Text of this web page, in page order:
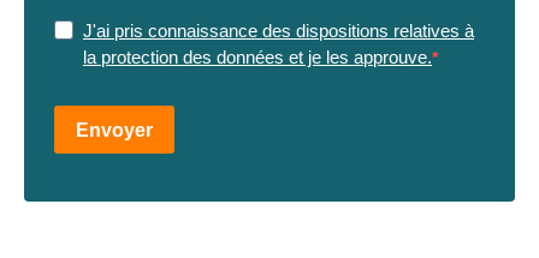
J'ai pris connaissance des dispositions relatives à
la protection des données et je les approuve.
Envoyer